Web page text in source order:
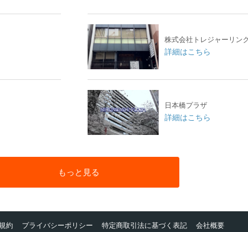
株式会社トレジャーリンク
詳細はこちら
日本橋プラザ
詳細はこちら
もっと見る
約 プライバシーポリシー 特定商取引法に基づく表記 会社概要